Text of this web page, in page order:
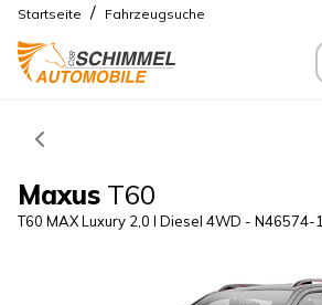
Startseite / Fahrzeugsuche
Maxus T60
T60 MAX Luxury 2,0 l Diesel 4WD - N46574-1